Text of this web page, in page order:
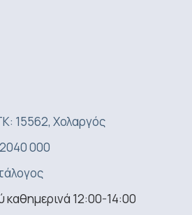
15562, Χολαργός
000
καθημερινά 12:00-14:00